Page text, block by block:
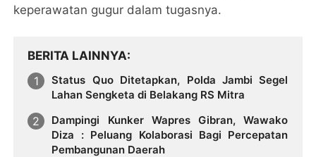
keperawatan gugur dalam tugasnya.
BERITA LAINNYA
Status Quo Ditetapkan, Polda Jambi Segel
Lahan Sengketa di Belakang RS Mitra
Dampingi Kunker Wapres Gibran, Wawako
Diza : Peluang Kolaborasi Bagi Percepatan
Pembangunan Daerah